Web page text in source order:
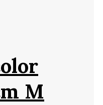
M